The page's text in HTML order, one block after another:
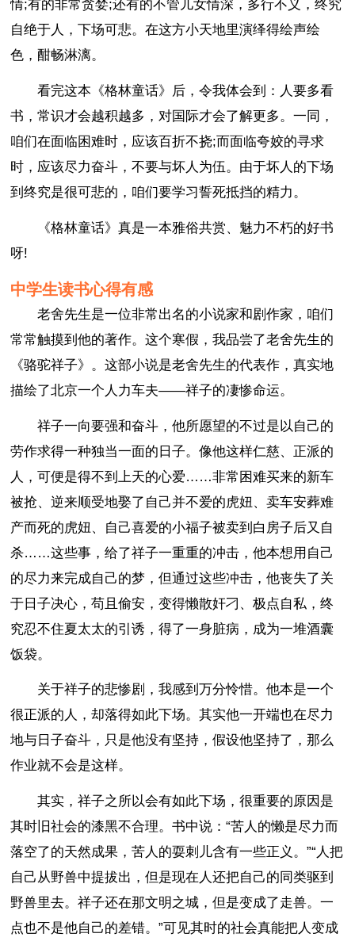
情;有的非常贪婪;还有的不管儿女情深，多行不义，终究
自绝于人，下场可悲。在这方小天地里演绎得绘声绘
色，酣畅淋漓。
看完这本《格林童话》后，令我体会到：人要多看
书，常识才会越积越多，对国际才会了解更多。一同，
咱们在面临困难时，应该百折不挠;而面临夸姣的寻求
时，应该尽力奋斗，不要与坏人为伍。由于坏人的下场
到终究是很可悲的，咱们要学习誓死抵挡的精力。
《格林童话》真是一本雅俗共赏、魅力不朽的好书
呀!
中学生读书心得有感
老舍先生是一位非常出名的小说家和剧作家，咱们
常常触摸到他的著作。这个寒假，我品尝了老舍先生的
《骆驼祥子》。这部小说是老舍先生的代表作，真实地
描绘了北京一个人力车夫——祥子的凄惨命运。
祥子一向要强和奋斗，他所愿望的不过是以自己的
劳作求得一种独当一面的日子。像他这样仁慈、正派的
人，可便是得不到上天的心爱……非常困难买来的新车
被抢、逆来顺受地娶了自己并不爱的虎妞、卖车安葬难
产而死的虎妞、自己喜爱的小福子被卖到白房子后又自
杀……这些事，给了祥子一重重的冲击，他本想用自己
的尽力来完成自己的梦，但通过这些冲击，他丧失了关
于日子决心，苟且偷安，变得懒散奸刁、极点自私，终
究忍不住夏太太的引诱，得了一身脏病，成为一堆酒囊
饭袋。
关于祥子的悲惨剧，我感到万分怜惜。他本是一个
很正派的人，却落得如此下场。其实他一开端也在尽力
地与日子奋斗，只是他没有坚持，假设他坚持了，那么
作业就不会是这样。
其实，祥子之所以会有如此下场，很重要的原因是
其时旧社会的漆黑不合理。书中说：“苦人的懒是尽力而
落空了的天然成果，苦人的耍刺儿含有一些正义。”“人把
自己从野兽中提拔出，但是现在人还把自己的同类驱到
野兽里去。祥子还在那文明之城，但是变成了走兽。一
点也不是他自己的差错。”可见其时的社会真能把人变成